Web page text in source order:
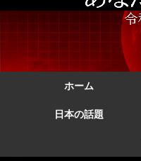
ホーム
日本の話題